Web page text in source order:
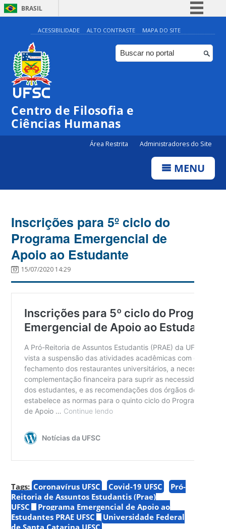
BRASIL
Simplifique!
Comunica BR
Participe
ACESSIBILIDADE ALTO CONTRASTE MAPA DO SITE
Centro de Filosofia e
Ciências Humanas
Área Restrita Administradores do Site
MENU
Inscrições para 5º ciclo do
Programa Emergencial de
Apoio ao Estudante
15/07/2020 14:29
Tags: Coronavírus UFSC Covid-19 UFSC
Pró-
Reitoria de Assuntos Estudantis (Prae)
UFSC
Programa Emergencial de Apoio ao
Estudantes PRAE UFSC
Universidade Federal
de Santa Catarina UFSC